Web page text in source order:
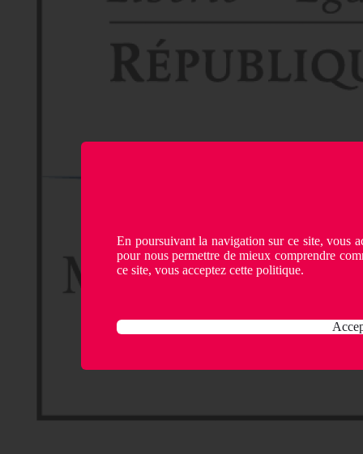
En poursuivant la navigation sur ce site, vous
pour nous permettre de mieux comprendre
ce site, vous acceptez cette politique.